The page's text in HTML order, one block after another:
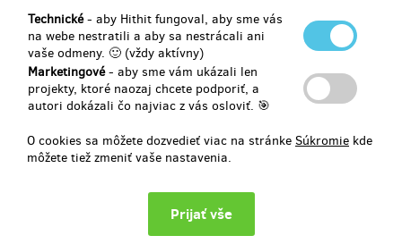
Technické- aby Hithit fungoval, aby sme vás
na webe nestratili a aby sa nestrácali ani
vaše odmeny. 🙂 (vždy aktívny)
Marketingové- aby sme vám ukázali len
projekty, ktoré naozaj chcete podporiť, a
autori dokázali čo najviac z vás osloviť. 🎯
O cookies sa môžete dozvedieť viac na stránke Súkromie kde
môžete tiež zmeniť vaše nastavenia.
Doručenia odmeny: na adresu, do pol roka po ukončení projektu na
Hithitu
(650 Kč)
Aby vám netáhlo na hlavu